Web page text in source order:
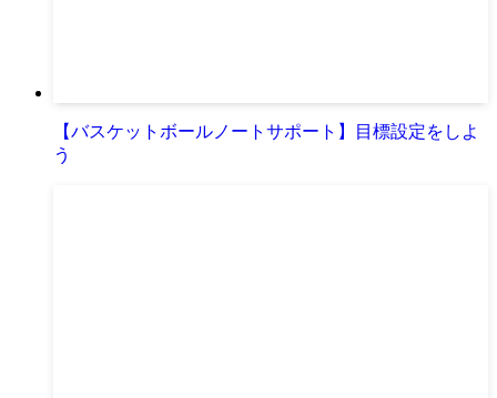
【バスケットボールノートサポート】目標設定をしよ
う